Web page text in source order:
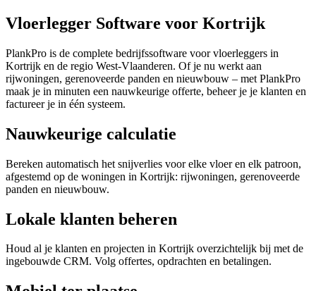
Vloerlegger Software voor Kortrijk
PlankPro is de complete bedrijfssoftware voor vloerleggers in
Kortrijk en de regio West-Vlaanderen. Of je nu werkt aan
rijwoningen, gerenoveerde panden en nieuwbouw – met PlankPro
maak je in minuten een nauwkeurige offerte, beheer je je klanten en
factureer je in één systeem.
Nauwkeurige calculatie
Bereken automatisch het snijverlies voor elke vloer en elk patroon,
afgestemd op de woningen in Kortrijk: rijwoningen, gerenoveerde
panden en nieuwbouw.
Lokale klanten beheren
Houd al je klanten en projecten in Kortrijk overzichtelijk bij met de
ingebouwde CRM. Volg offertes, opdrachten en betalingen.